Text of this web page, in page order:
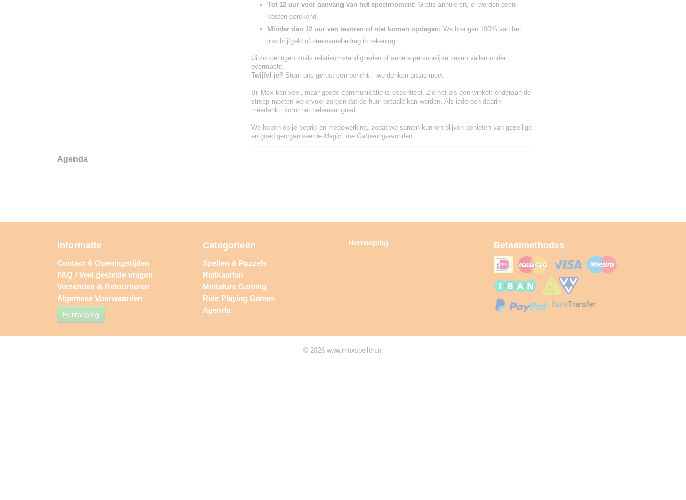
Tot 12 uur voor aanvang van het speelmoment: Gratis annuleren, er worden geen
kosten gerekend.
Minder dan 12 uur van tevoren of niet komen opdagen: We brengen 100% van het
inschrijfgeld of deelnamebedrag in rekening.
Uitzonderingen zoals relatieomstandigheden of andere persoonlijke zaken vallen onder
overmacht.
Twijfel je? Stuur ons gerust een bericht – we denken graag mee.
Bij Mox kan veel, maar goede communicatie is essentieel. Zie het als een winkel: onderaan de
streep moeten we ervoor zorgen dat de huur betaald kan worden. Als iedereen daarin
meedenkt, komt het helemaal goed.
We hopen op je begrip en medewerking, zodat we samen kunnen blijven genieten van gezellige
en goed georganiseerde Magic: the Gathering-avonden.
Agenda
Informatie
Contact & Openingstijden
FAQ / Veel gestelde vragen
Verzenden & Retourneren
Algemene Voorwaarden
Herroeping
Categorieën
Spellen & Puzzels
Ruilkaarten
Miniature Gaming
Role Playing Games
Agenda
Herroeping Betaalmethodes
© 2026 www.moxspellen.nl